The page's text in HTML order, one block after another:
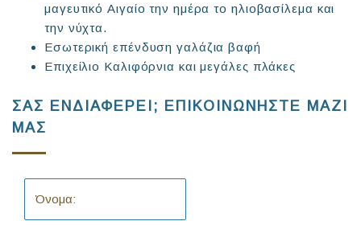
μαγευτικό Αιγαίο την ημέρα το ηλιοβασίλεμα και
την νύχτα.
Εσωτερική επένδυση γαλάζια βαφή
Επιχείλιο Καλιφόρνια και μεγάλες πλάκες
ΣΑΣ ΕΝΔΙΑΦΕΡΕΙ; ΕΠΙΚΟΙΝΩΝΗΣΤΕ ΜΑΖΙ
ΜΑΣ